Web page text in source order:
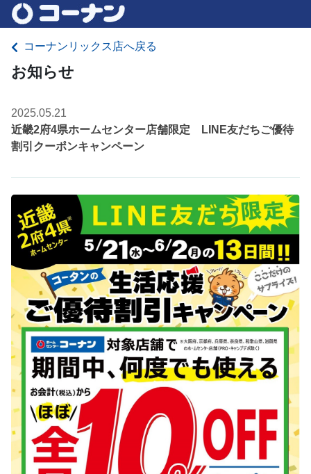
コーナンリックス店へ戻る
お知らせ
2025.05.21
近畿2府4県ホームセンター店舗限定 LINE友だちご優待
割引クーポンキャンペーン